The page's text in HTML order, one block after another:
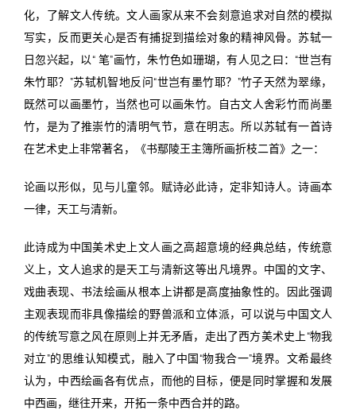
化，了解文人传统。文人画家从来不会刻意追求对自然的模拟
写实，反而更关心是否有捕捉到描绘对象的精神风骨。苏轼一
日忽兴起，以“ 笔”画竹，朱竹色如珊瑚，有人见之曰：“世岂有
朱竹耶？”苏轼机智地反问“世岂有墨竹耶？”竹子天然为翠缘，
既然可以画墨竹，当然也可以画朱竹。自古文人舍彩竹而尚墨
竹，是为了推崇竹的清明气节，意在明志。所以苏轼有一首诗
在艺术史上非常著名，《书鄢陵王主簿所画折枝二首》之一：
论画以形似，见与儿童邻。赋诗必此诗，定非知诗人。诗画本
一律，天工与清新。
此诗成为中国美术史上文人画之高超意境的经典总结，传统意
义上，文人追求的是天工与清新这等出凡境界。中国的文字、
戏曲表现、书法绘画从根本上讲都是高度抽象性的。因此强调
主观表现而非具像描绘的野兽派和立体派，可以说与中国文人
的传统写意之风在原则上并无矛盾，走出了西方美术史上“物我
对立”的思维认知模式，融入了中国“物我合一”境界。文希最终
认为，中西绘画各有优点，而他的目标，便是同时掌握和发展
中西画，继往开来，开拓一条中西合并的路。